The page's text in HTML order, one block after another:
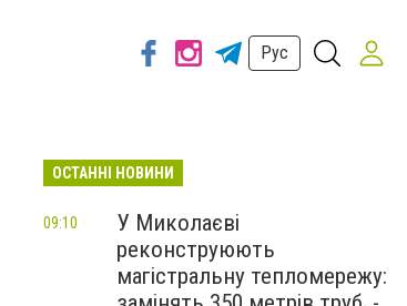
Рус
ОСТАННІ НОВИНИ
У Миколаєві
реконструюють
магістральну тепломережу:
09:10